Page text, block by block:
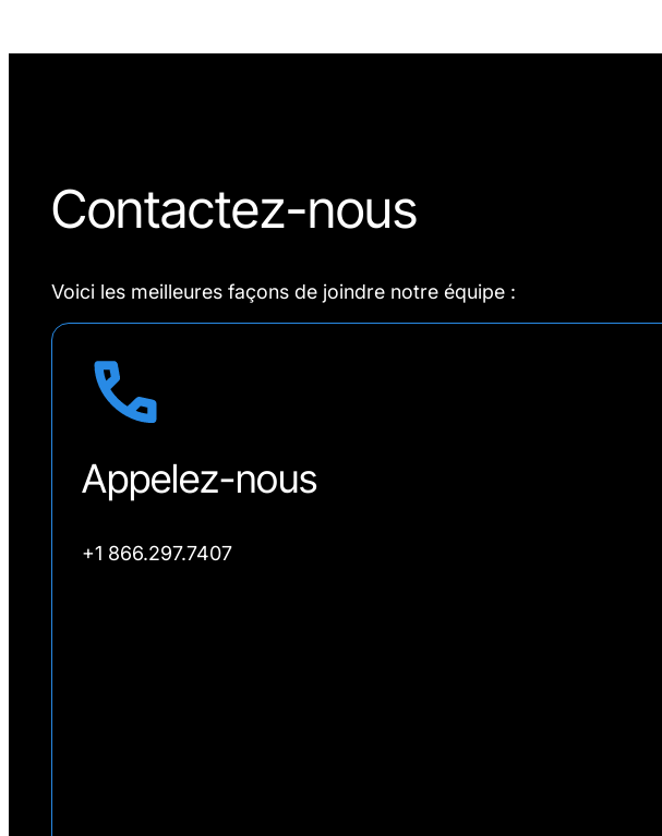
Contactez-nous
Voici les meilleures façons de joindre notre équipe :
Appelez-nous
+1 866.297.7407